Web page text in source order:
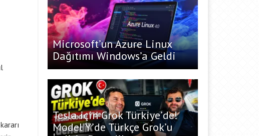
Microsoft’un Azure Linux
Dağıtımı Windows’a Geldi
Tesla için Grok Türkiye’de!
Model Y’de Türkçe Grok’u